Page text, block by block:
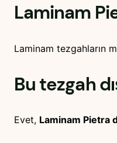
Laminam
Laminam tezgahların
Bu tezgah
Evet, Laminam Pietra